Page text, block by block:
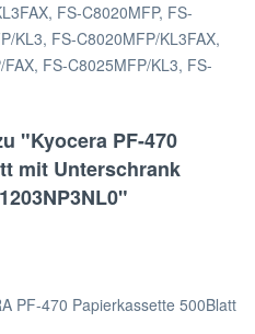
FS-C8020MFP, FS-
KL3, FS-C8020MFP/KL3FAX,
FS-C8025MFP/KL3, FS-
"Kyocera PF-470
mit Unterschrank
PF-470 Papierkassette 500Blatt